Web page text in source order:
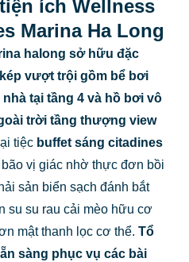
ích Wellness
Marina Ha Long
halong sở hữu đặc
vượt trội gồm bể bơi
tại tầng 4 và hồ bơi vô
trời tầng thượng view
tiệc buffet sáng citadines
vị giác nhờ thực đơn bồi
sản biển sạch đánh bắt
su su rau cải mèo hữu cơ
mật thanh lọc cơ thể. Tổ
sàng phục vụ các bài